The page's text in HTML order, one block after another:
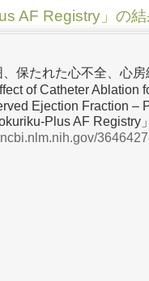
AF Registry」の結
保たれた心不全、心
of Catheter Ablation
Ejection Fraction –
Plus AF Registry